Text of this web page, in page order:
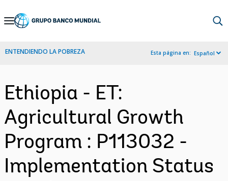
Skip
Navigation
ENTENDIENDO LA POBREZA Esta página en: Español
Ethiopia - ET:
Agricultural Growth
Program : P113032 -
Implementation Status